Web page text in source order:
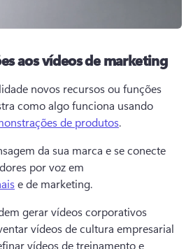
aos vídeos de marketing
novos recursos ou funções
como algo funciona usando
de produtos.
da sua marca e se conecte
por voz em
e de marketing.
gerar vídeos corporativos
vídeos de cultura empresarial
vídeos de treinamento e